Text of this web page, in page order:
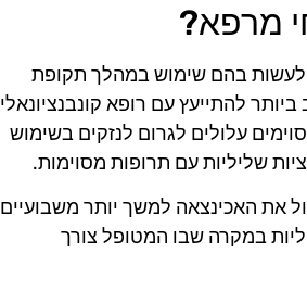
מרפא?
לעשות בהם שימוש במהלך תקופת
להתייעץ עם רופא קונבנציונאלי
עלולים לגרום לנזקים בשימוש
שליליות עם תרופות מסוימות.
את האכינצאה למשך יותר משבועיים
במקרה שבו המטופל צורך